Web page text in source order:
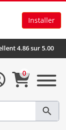
Installer
Excellent 4.86 sur
0